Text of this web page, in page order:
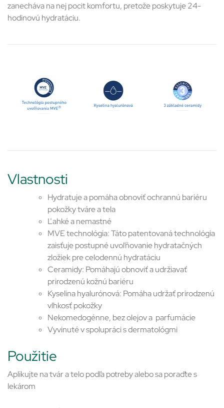
zanecháva na nej pocit komfortu, pretože poskytuje 24-
hodinovú hydratáciu.
Vlastnosti
Hydratuje a pomáha obnoviť ochrannú bariéru
pokožky tváre a tela
Ľahké a nemastné
MVE technológia: Táto patentovaná technológia
zaisťuje postupné uvoľňovanie hydratačných
zložiek pre celodennú hydratáciu
Ceramidy: Pomáhajú obnoviť a udržiavať
prirodzenú kožnú bariéru
Kyselina hyalurónová: Pomáha udržať prirodzenú
vlhkosť pokožky
Nekomedogénne, bez olejov a parfumácie
Vyvinuté v spolupráci s dermatológmi
Použitie
Aplikujte na tvár a telo podľa potreby alebo sa poraďte s
lekárom